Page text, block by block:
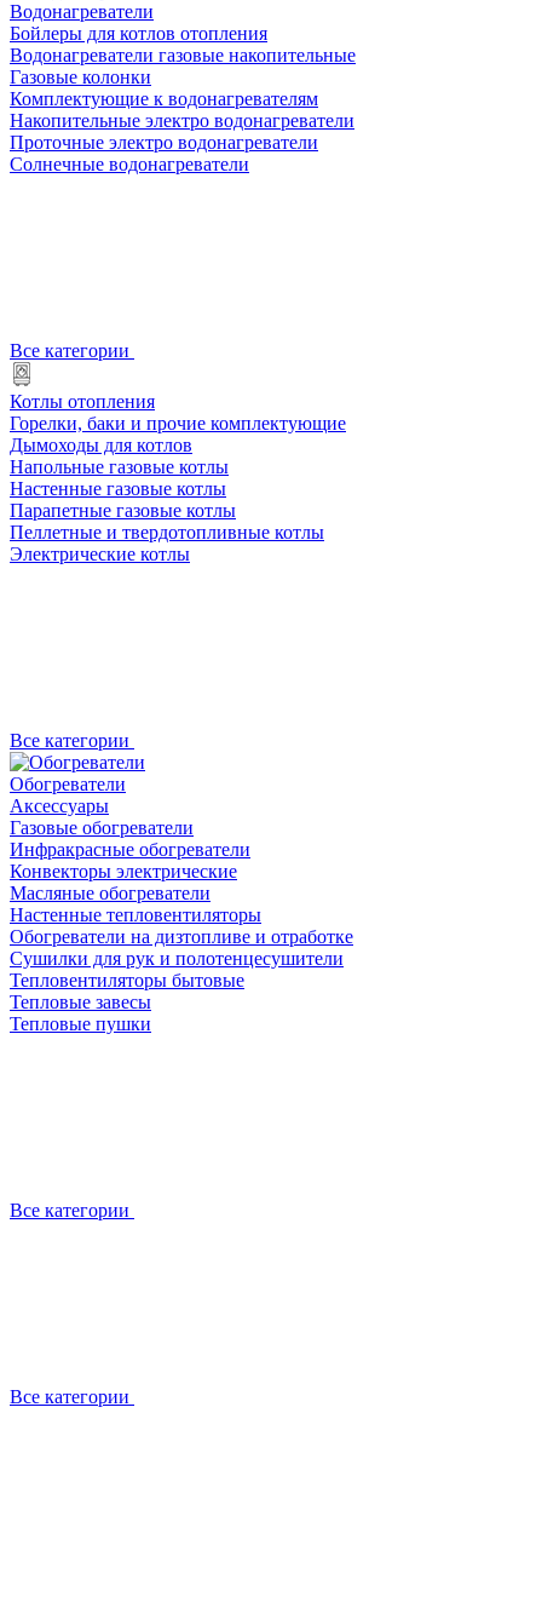
Водонагреватели
Бойлеры для котлов отопления
Водонагреватели газовые накопительные
Газовые колонки
Комплектующие к водонагревателям
Накопительные электро водонагреватели
Проточные электро водонагреватели
Солнечные водонагреватели
Все категории
Котлы отопления
Горелки, баки и прочие комплектующие
Дымоходы для котлов
Напольные газовые котлы
Настенные газовые котлы
Парапетные газовые котлы
Пеллетные и твердотопливные котлы
Электрические котлы
Все категории
Обогреватели
Аксессуары
Газовые обогреватели
Инфракрасные обогреватели
Конвекторы электрические
Масляные обогреватели
Настенные тепловентиляторы
Обогреватели на дизтопливе и отработке
Сушилки для рук и полотенцесушители
Тепловентиляторы бытовые
Тепловые завесы
Тепловые пушки
Все категории
Все категории